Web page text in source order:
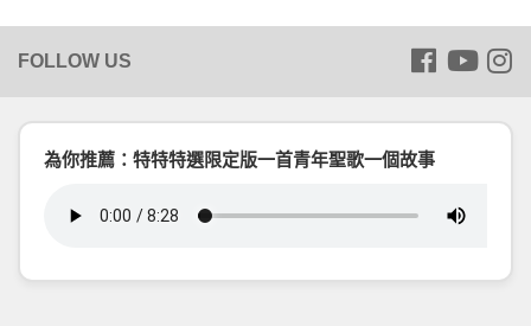
為你推薦：特特特選限定版一首青年聖歌一個故事